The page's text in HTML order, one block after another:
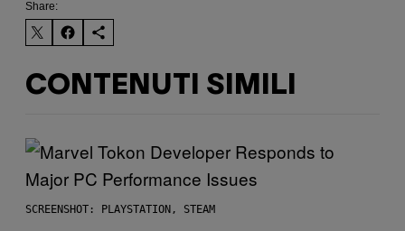
Share:
CONTENUTI SIMILI
SCREENSHOT: PLAYSTATION, STEAM